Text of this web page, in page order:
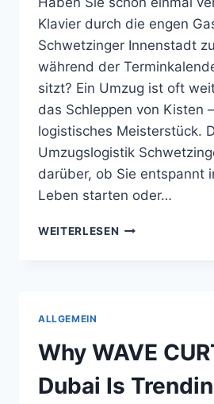
Klavier durch die engen
Schwetzinger Innenstadt
während der
sitzt? Ein Umzug ist oft
das Schleppen von Kisten
logistisches Meisterstück.
Umzugslogistik
darüber, ob Sie entspannt
Leben starten oder…
WEITERLESEN WARUM
ALLGEMEIN
Why WAVE
Dubai Is